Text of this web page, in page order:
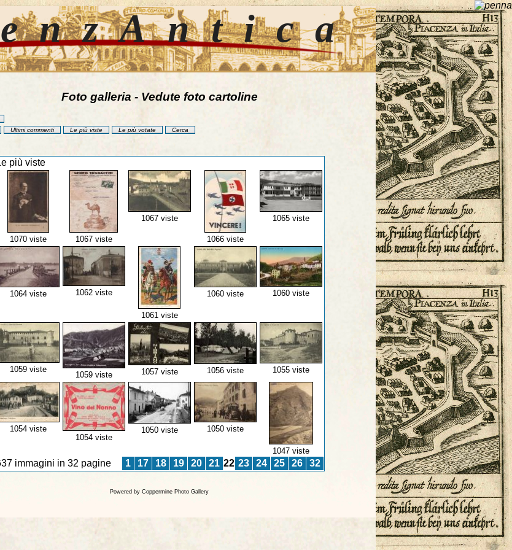
Foto galleria - Vedute foto cartoline
Ultimi commenti Le più viste Le più votate Cerca
più viste
1070 viste 1067 viste
1067 viste
1066 viste
1065 viste
1064 viste 1062 viste
1061 viste
1060 viste 1060 viste
1059 viste
1059 viste 1057 viste 1056 viste 1055 viste
1054 viste
1054 viste
1050 viste 1050 viste
1047 viste
immagini in 32 pagine 1 17 18 19 20 21 22 23 24 25 26 32
Powered by Coppermine Photo Gallery